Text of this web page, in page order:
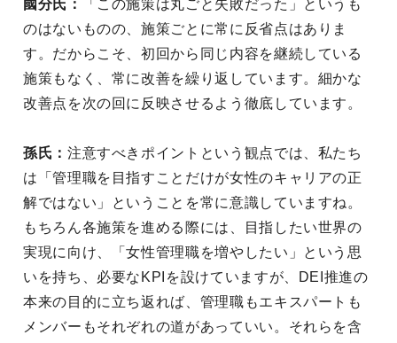
國分氏：
「この施策は丸ごと失敗だった」というも
のはないものの、施策ごとに常に反省点はありま
す。だからこそ、初回から同じ内容を継続している
施策もなく、常に改善を繰り返しています。細かな
改善点を次の回に反映させるよう徹底しています。
孫氏： 注意すべきポイントという観点では、私たち
は「管理職を目指すことだけが女性のキャリアの正
解ではない」ということを常に意識していますね。
もちろん各施策を進める際には、目指したい世界の
実現に向け、「女性管理職を増やしたい」という思
いを持ち、必要なKPIを設けていますが、DEI推進の
本来の目的に立ち返れば、管理職もエキスパートも
メンバーもそれぞれの道があっていい。それらを含